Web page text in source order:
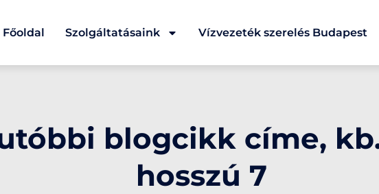
Főoldal Szolgáltatásaink Vízvezeték szerelés Budapest
blogcikk címe,
hosszú 7